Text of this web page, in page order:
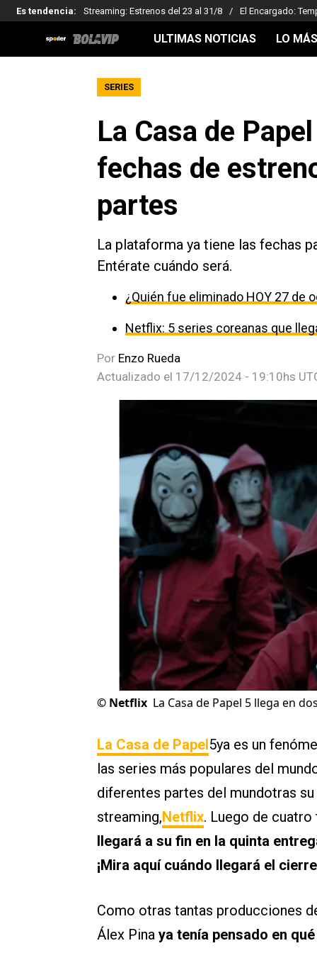
Es tendencia: Streaming: Estrenos del 23 al 31/8 El Encargado:
ULTIMAS NOTICIAS LO
SERIES
La Casa de
fechas de
partes
La plataforma ya tiene las fechas
Entérate cuándo será.
¿Quién fue eliminado HOY 27 de
Netflix: 5 series coreanas que
Por Enzo Rueda
Actualizado el 17/12/2024 - 19:10hs
© Netflix La Casa de Papel 5 llega en
La Casa de Papel5ya es un
las series más populares del
diferentes partes del mundotras
streaming,Netflix. Luego de
llegará a su fin en la quinta
¡Mira aquí cuándo llegará el
Como otras tantas producciones
Álex Pina ya tenía pensado en